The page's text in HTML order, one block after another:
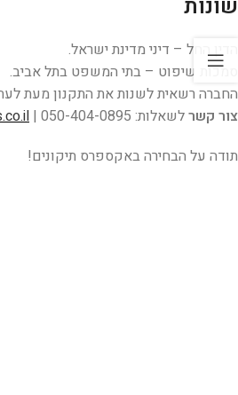
שונות
הדין החל – דיני מדינת ישראל.
סמכות שיפוט – בתי המשפט בתל אביב.
החברה רשאית לשנות את התקנון מעת
צור קשרלשאלות: | 050-404-0895
תודה על הבחירה באקספרס תיקונים!